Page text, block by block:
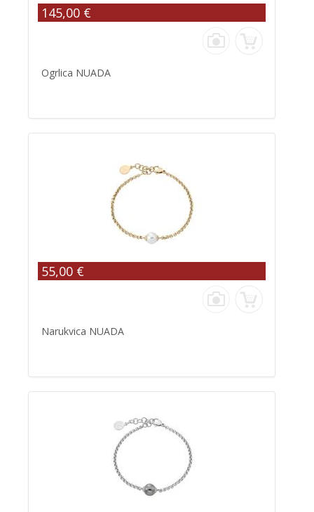
145,00 €
Ogrlica NUADA
55,00 €
Narukvica NUADA